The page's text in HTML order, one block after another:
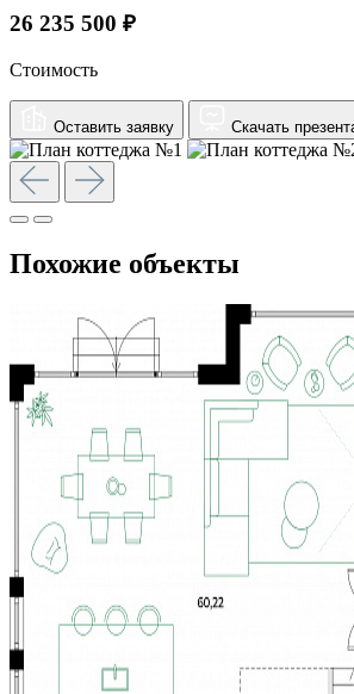
26 235 500 ₽
Стоимость
Оставить заявку Скачать
Похожие объекты